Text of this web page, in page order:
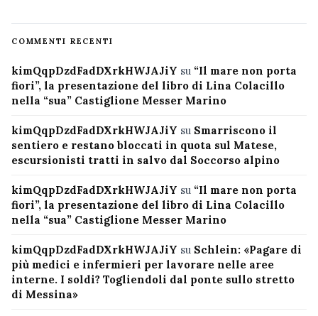
COMMENTI RECENTI
kimQqpDzdFadDXrkHWJAJiY su “Il mare non porta
fiori”, la presentazione del libro di Lina Colacillo
nella “sua” Castiglione Messer Marino
kimQqpDzdFadDXrkHWJAJiY su Smarriscono il
sentiero e restano bloccati in quota sul Matese,
escursionisti tratti in salvo dal Soccorso alpino
kimQqpDzdFadDXrkHWJAJiY su “Il mare non porta
fiori”, la presentazione del libro di Lina Colacillo
nella “sua” Castiglione Messer Marino
kimQqpDzdFadDXrkHWJAJiY su Schlein: «Pagare di
più medici e infermieri per lavorare nelle aree
interne. I soldi? Togliendoli dal ponte sullo stretto
di Messina»